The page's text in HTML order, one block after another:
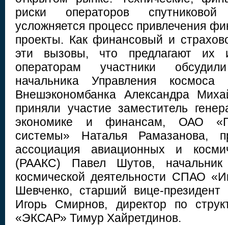
риски операторов
усложняется процесс привлечения
проекты. Как финансовый и
эти вызовы, что предлагают их
операторам участники
начальника Управления космоса
Внешэкономбанка Александра
приняли участие заместитель
экономике и финансам, ОАО
системы» Наталья Рамазанова,
ассоциация авиационных и
(РААКС) Павел Шутов, начальник
космической деятельности СПАО
Шевченко, старший вице-
Игорь Смирнов, директор по
«ЭКСАР» Тимур Хайретдинов.